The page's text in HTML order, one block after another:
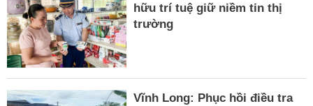
hữu trí tuệ giữ niềm tin thị
trường
Vĩnh Long: Phục hồi điều tra